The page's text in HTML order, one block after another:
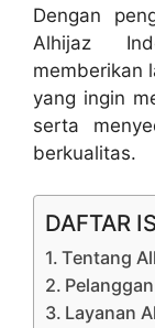
Dengan
Alhijaz
memberikan
yang ingin
serta
berkualitas.
DAFTAR
Tentang
Layanan